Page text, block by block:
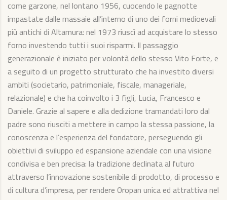
come garzone, nel lontano 1956, cuocendo le pagnotte
impastate dalle massaie all’interno di uno dei forni medioevali
più antichi di Altamura: nel 1973 riuscì ad acquistare lo stesso
forno investendo tutti i suoi risparmi. Il passaggio
generazionale è iniziato per volontà dello stesso Vito Forte, e
a seguito di un progetto strutturato che ha investito diversi
ambiti (societario, patrimoniale, fiscale, manageriale,
relazionale) e che ha coinvolto i 3 figli, Lucia, Francesco e
Daniele. Grazie al sapere e alla dedizione tramandati loro dal
padre sono riusciti a mettere in campo la stessa passione, la
conoscenza e l’esperienza del fondatore, perseguendo gli
obiettivi di sviluppo ed espansione aziendale con una visione
condivisa e ben precisa: la tradizione declinata al futuro
attraverso l’innovazione sostenibile di prodotto, di processo e
di cultura d’impresa, per rendere Oropan unica ed attrattiva nel